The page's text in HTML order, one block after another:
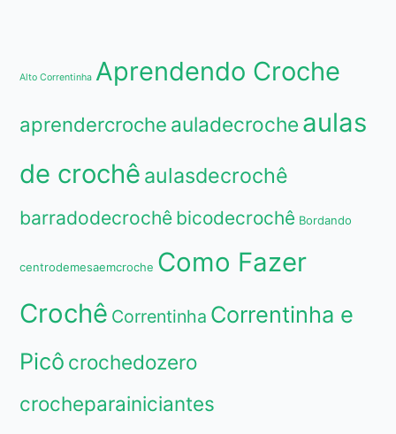
Alto Correntinha Aprendendo Croche
aprendercroche auladecroche aulas
de crochê aulasdecrochê
barradodecrochê bicodecrochê Bordando
centrodemesaemcroche Como Fazer
Crochê Correntinha Correntinha e
Picô crochedozero
crocheparainiciantes